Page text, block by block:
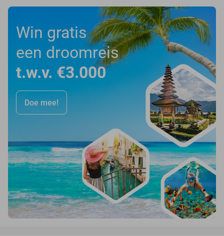
Win gratis
een droomreis
t.w.v. €3.000
Doe mee!